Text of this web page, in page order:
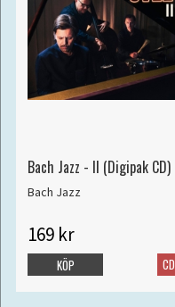
Bach Jazz - II (Digipak CD)
Bach Jazz
169 kr
CD
KÖP